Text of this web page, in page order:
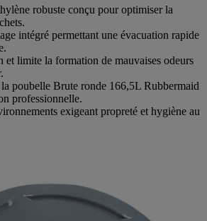
robuste conçu pour optimiser la
intégré permettant une évacuation rapide
et limite la formation de mauvaises odeurs
poubelle Brute ronde 166,5L Rubbermaid
professionnelle.
exigeant propreté et hygiène au